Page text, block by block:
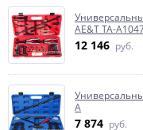
AE&T TA-
12 146 руб.
A
7 874 руб.